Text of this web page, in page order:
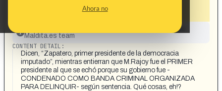
Ahora no
organizada según sentencia»
This content has not yet been investigated by the
Maldita.es team
CONTENT DETAIL:
Dicen, “Zapatero, primer presidente de la democracia
imputado”, mientras entierran que M.Rajoy fue el PRIMER
presidente al que se echó porque su gobierno fue -
CONDENADO COMO BANDA CRIMINAL ORGANIZADA
PARA DELINQUIR- según sentencia. Qué cosas, eh!?